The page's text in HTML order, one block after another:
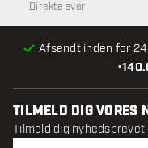
•
Afsendt inden for
Direkte svar
TILMELD DIG VORES
Tilmeld dig